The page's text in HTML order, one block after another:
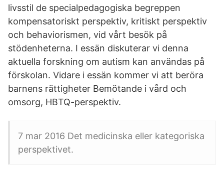
livsstil de specialpedagogiska begreppen
kompensatoriskt perspektiv, kritiskt perspektiv
och behaviorismen, vid vårt besök på
stödenheterna. I essän diskuterar vi denna
aktuella forskning om autism kan användas på
förskolan. Vidare i essän kommer vi att beröra
barnens rättigheter Bemötande i vård och
omsorg, HBTQ-perspektiv.
7 mar 2016 Det medicinska eller kategoriska
perspektivet.